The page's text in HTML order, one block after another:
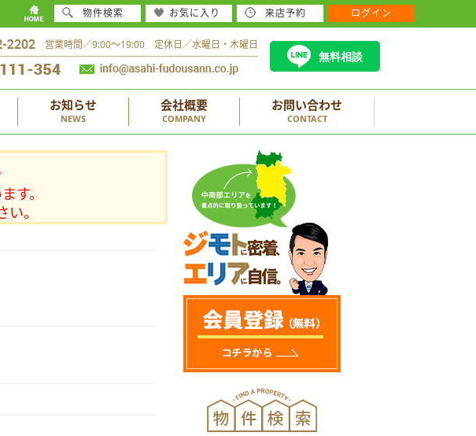
営業時間／9:00～19:00 定休日／水曜日・木曜日
無料相談
お知らせ
NEWS
会社概要
COMPANY
お問い合わせ
CONTACT
す。
。
物件検索 お気に入り 来店予約 ログイン